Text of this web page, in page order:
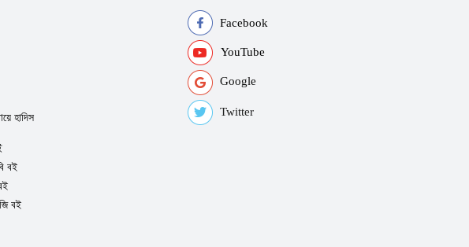
হাদিস
বই
বই
Facebook
YouTube
Google
Twitter